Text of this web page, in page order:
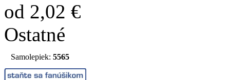
od 2,02 €
Ostatné
Samolepiek: 5565